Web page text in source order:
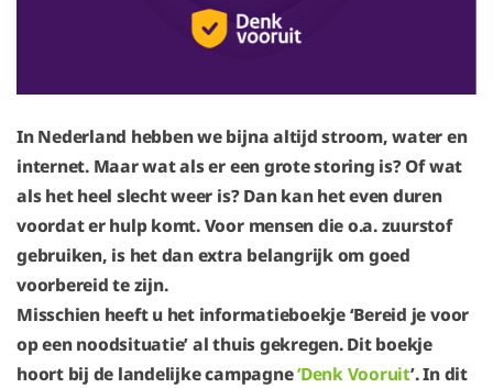
In Nederland hebben we bijna altijd stroom, water en
internet. Maar wat als er een grote storing is? Of wat
als het heel slecht weer is? Dan kan het even duren
voordat er hulp komt. Voor mensen die o.a. zuurstof
gebruiken, is het dan extra belangrijk om goed
voorbereid te zijn.
Misschien heeft u het informatieboekje ‘Bereid je voor
op een noodsituatie’ al thuis gekregen. Dit boekje
hoort bij de landelijke campagne‘Denk Vooruit’. In dit